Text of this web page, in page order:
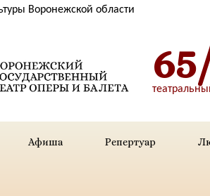
Воронежской области
Афиша Репертуар